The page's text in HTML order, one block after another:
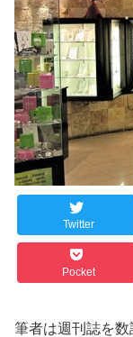
Twitter
Pocket
筆者は週刊誌を